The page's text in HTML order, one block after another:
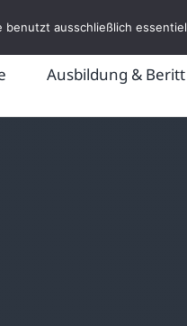
Ausbildung & Beritt
benutzt ausschließlich